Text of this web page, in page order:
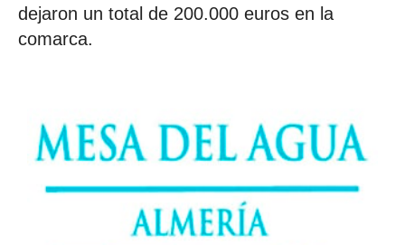
dejaron un total de 200.000 euros en la
comarca.